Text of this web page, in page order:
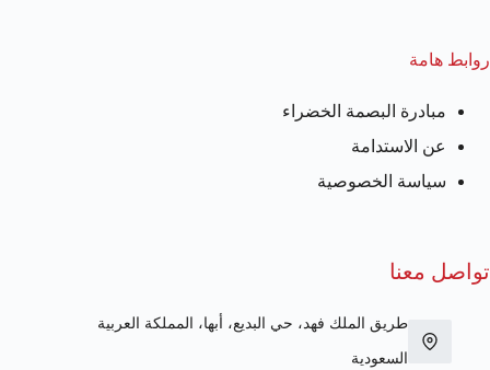
روابط هامة
مبادرة البصمة الخضراء
عن الاستدامة
سياسة الخصوصية
تواصل معنا
طريق الملك فهد، حي البديع، أبها، المملكة العربية
السعودية